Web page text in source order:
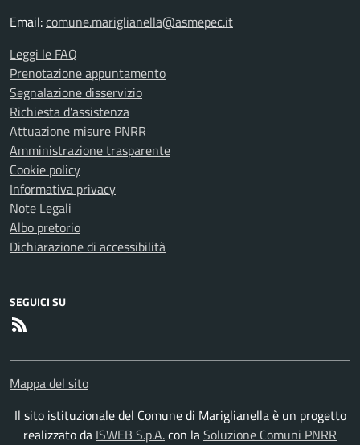
Email:comune.mariglianella@asmepec.it
Leggi le FAQ
Prenotazione appuntamento
Segnalazione disservizio
Richiesta d'assistenza
Attuazione misure PNRR
Amministrazione trasparente
Cookie policy
Informativa privacy
Note Legali
Albo pretorio
Dichiarazione di accessibilità
SEGUICI SU
Mappa del sito
Il sito istituzionale del Comune di Mariglianella è un progetto
realizzato da ISWEB S.p.A.con laSoluzione Comuni PNRR